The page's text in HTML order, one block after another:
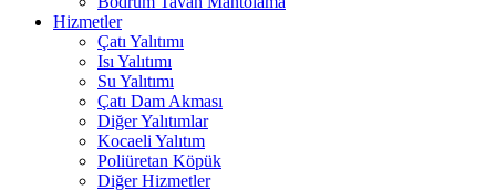
Hizmetler
Çatı Yalıtımı
Isı Yalıtımı
Su Yalıtımı
Çatı Dam Akması
Diğer Yalıtımlar
Kocaeli Yalıtım
Poliüretan Köpük
Diğer Hizmetler